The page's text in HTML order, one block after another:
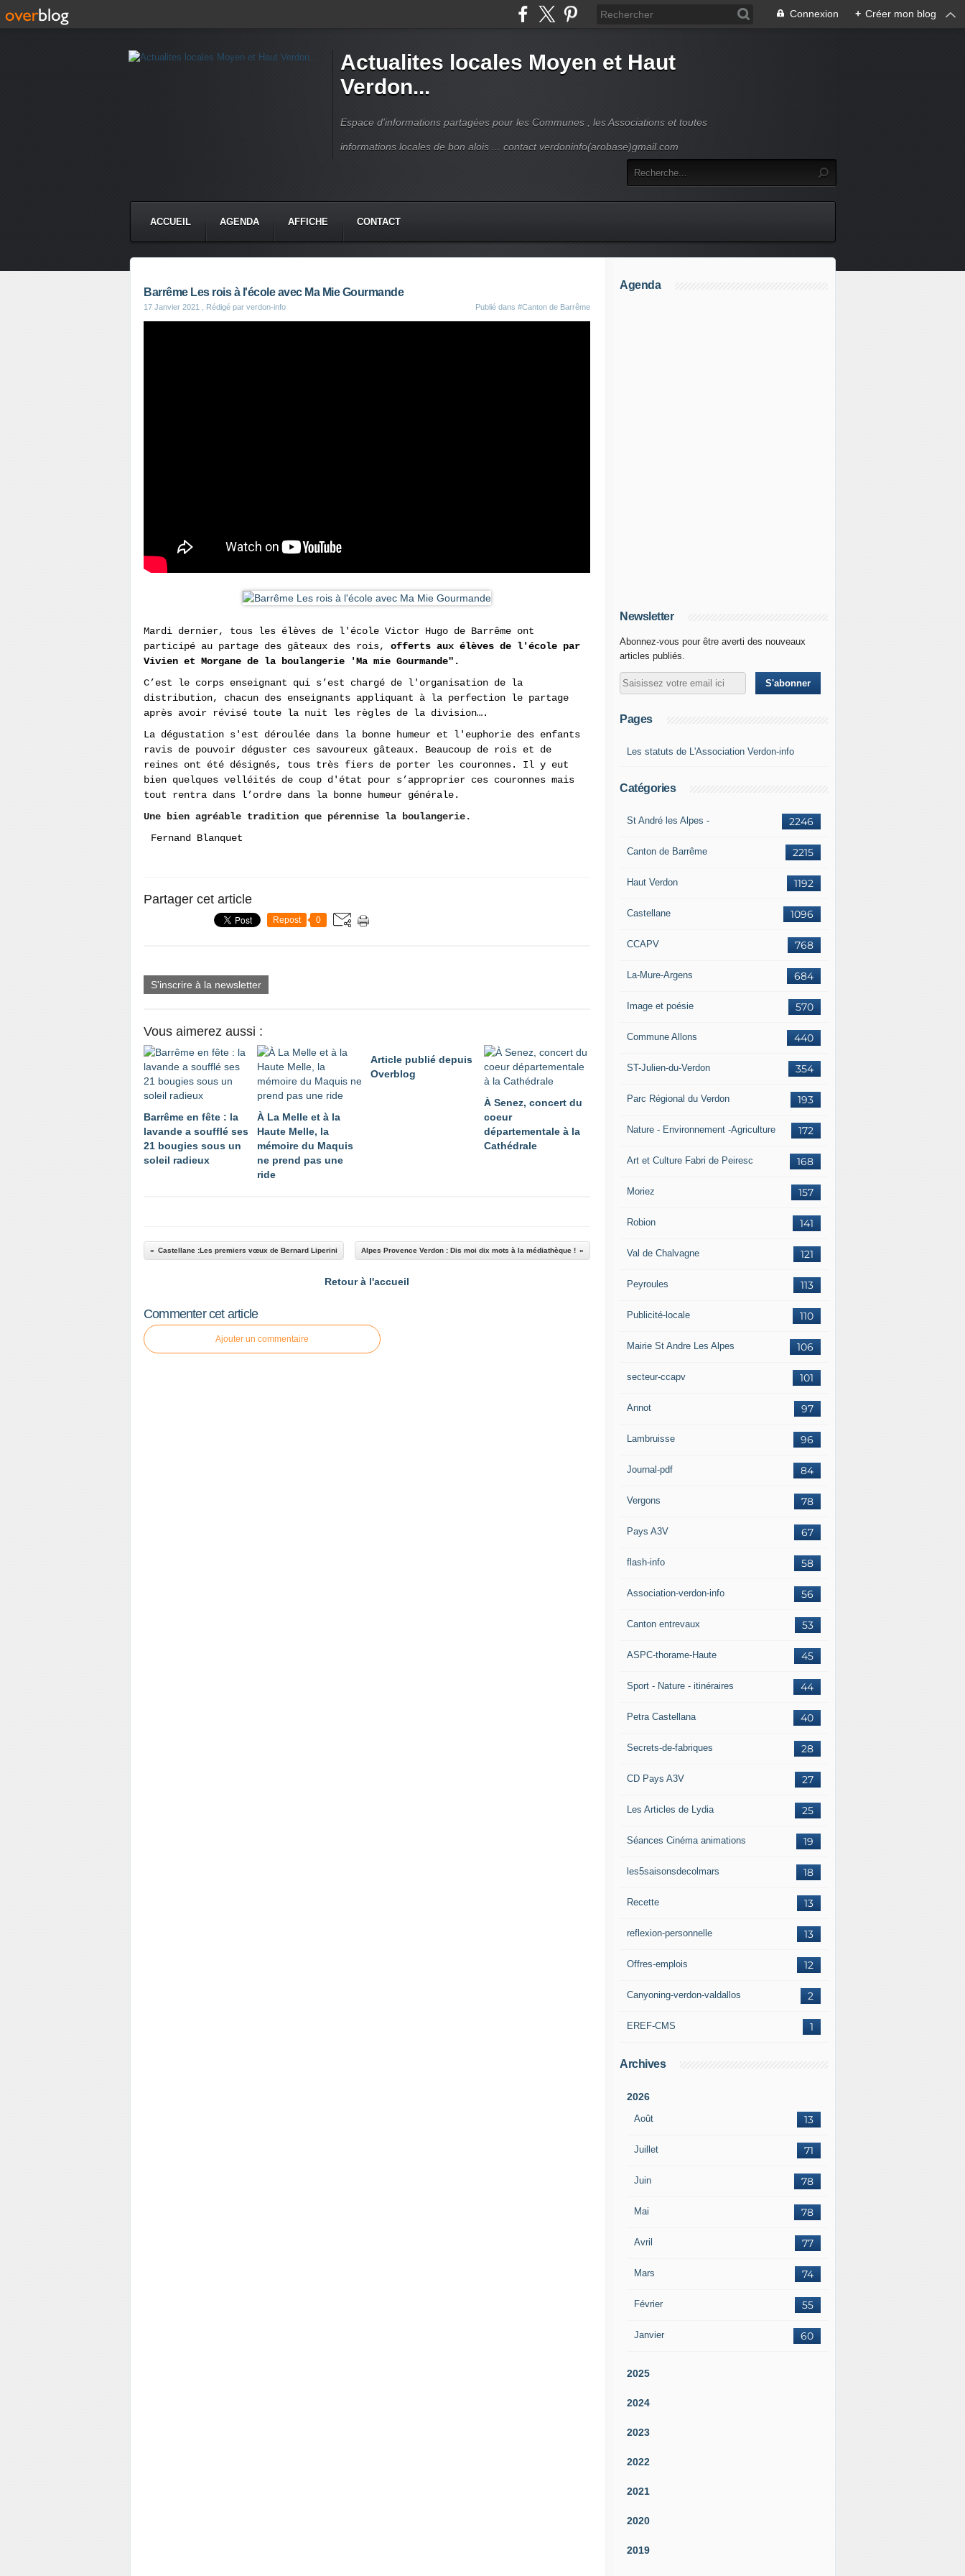
Connexion + Créer mon blog
Actualites locales Moyen et Haut
Verdon...
Espace d'informations partagées pour les Communes , les Associations et toutes
informations locales de bon alois ... contact verdoninfo(arobase)gmail.com
ACCUEIL AGENDA AFFICHE CONTACT
Barrême Les rois à l'école avec Ma Mie Gourmande
17 Janvier 2021 , Rédigé par verdon-info Publié dans #Canton de Barrême
Mardi dernier, tous les élèves de l'école Victor Hugo de Barrême ont
participé au partage des gâteaux des rois, offerts aux élèves de l'école par
Vivien et Morgane de la boulangerie 'Ma mie Gourmande".
C’est le corps enseignant qui s’est chargé de l'organisation de la
distribution, chacun des enseignants appliquant à la perfection le partage
après avoir révisé toute la nuit les règles de la division….
La dégustation s'est déroulée dans la bonne humeur et l'euphorie des enfants
ravis de pouvoir déguster ces savoureux gâteaux. Beaucoup de rois et de
reines ont été désignés, tous très fiers de porter les couronnes. Il y eut
bien quelques velléités de coup d'état pour s’approprier ces couronnes mais
tout rentra dans l’ordre dans la bonne humeur générale.
Une bien agréable tradition que pérennise la boulangerie.
Fernand Blanquet
Partager cet article
Repost 0
S'inscrire à la newsletter
Vous aimerez aussi :
Barrême en fête : la
lavande a soufflé ses
21 bougies sous un
soleil radieux
À La Melle et à la
Haute Melle, la
mémoire du Maquis
ne prend pas une
ride
Article publié depuis
Overblog
À Senez, concert du
coeur
départementale à la
Cathédrale
Castellane :Les premiers vœux de Bernard Liperini Alpes Provence Verdon : Dis moi dix mots à la médiathèque !
Retour à l'accueil
Commenter cet article
Ajouter un commentaire
Agenda
Newsletter
Abonnez-vous pour être averti des nouveaux
articles publiés.
Pages
Les statuts de L'Association Verdon-info
Catégories
2246
St André les Alpes -
2215
Canton de Barrême
1192
Haut Verdon
1096
Castellane
768
CCAPV
684
La-Mure-Argens
570
Image et poésie
440
Commune Allons
354
ST-Julien-du-Verdon
193
Parc Régional du Verdon
172
Nature - Environnement -Agriculture
168
Art et Culture Fabri de Peiresc
157
Moriez
141
Robion
121
Val de Chalvagne
113
Peyroules
110
Publicité-locale
106
Mairie St Andre Les Alpes
101
secteur-ccapv
97
Annot
96
Lambruisse
84
Journal-pdf
78
Vergons
67
Pays A3V
58
flash-info
56
Association-verdon-info
53
Canton entrevaux
45
ASPC-thorame-Haute
44
Sport - Nature - itinéraires
40
Petra Castellana
28
Secrets-de-fabriques
27
CD Pays A3V
25
Les Articles de Lydia
19
Séances Cinéma animations
18
les5saisonsdecolmars
13
Recette
13
reflexion-personnelle
12
Offres-emplois
2
Canyoning-verdon-valdallos
1
EREF-CMS
Archives
2026
Août 13
Juillet 71
Juin 78
Mai 78
Avril 77
Mars 74
Février 55
Janvier 60
2025
2024
2023
2022
2021
2020
2019